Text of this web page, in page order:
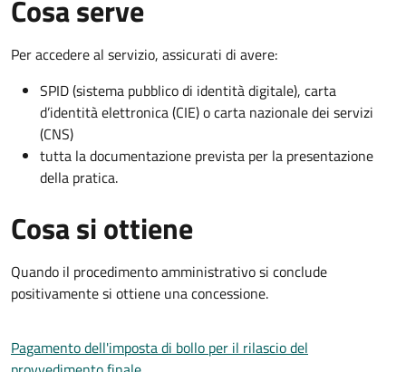
Cosa serve
Per accedere al servizio, assicurati di avere:
SPID (sistema pubblico di identità digitale), carta
d’identità elettronica (CIE) o carta nazionale dei servizi
(CNS)
tutta la documentazione prevista per la presentazione
della pratica.
Cosa si ottiene
Quando il procedimento amministrativo si conclude
positivamente si ottiene una concessione.
Pagamento dell'imposta di bollo per il rilascio del